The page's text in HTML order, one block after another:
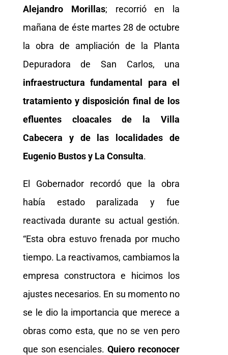
Alejandro Morillas; recorrió en la
mañana de éste martes 28 de octubre
la obra de ampliación de la Planta
Depuradora de San Carlos, una
infraestructura fundamental para el
tratamiento y disposición final de los
efluentes cloacales de la Villa
Cabecera y de las localidades de
Eugenio Bustos y La Consulta.
El Gobernador recordó que la obra
había estado paralizada y fue
reactivada durante su actual gestión.
“Esta obra estuvo frenada por mucho
tiempo. La reactivamos, cambiamos la
empresa constructora e hicimos los
ajustes necesarios. En su momento no
se le dio la importancia que merece a
obras como esta, que no se ven pero
que son esenciales.Quiero reconocer